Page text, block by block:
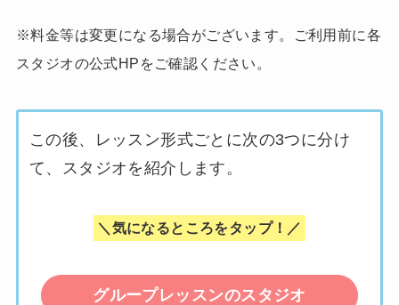
※料金等は変更になる場合がございます。ご利用前に各
スタジオの公式HPをご確認ください。
この後、レッスン形式ごとに次の3つに分け
て、スタジオを紹介します。
＼気になるところをタップ！／
グループレッスンのスタジオ